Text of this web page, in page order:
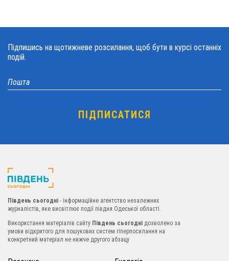
Підпишись на щотижневе розсилання, щоб бути в курсі останніх
подій.
Південь сьогодні - інформаційне агентство незалежних
журналістів, яке висвітлює події півдня Одеської області.
Використання матеріалів сайту Південь сьогодні дозволено за
умови відкритого для пошукових систем гіперпосилання на
конкретний матеріал не нижче другого абзацу